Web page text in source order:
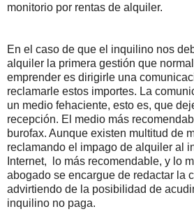
monitorio por rentas de alquiler.
En el caso de que el inquilino nos
alquiler la primera gestión que
emprender es dirigirle una
reclamarle estos importes. La
un medio fehaciente, esto es, que
recepción. El medio más
burofax. Aunque existen multitud de
reclamando el impago de alquiler al
Internet, lo más recomendable, y lo
abogado se encargue de redactar la
advirtiendo de la posibilidad de
inquilino no paga.